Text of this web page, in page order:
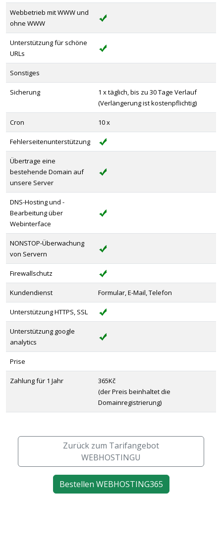
Webbetrieb mit WWW und
ohne WWW
Unterstützung für schöne
URLs
Sonstiges
Sicherung
1 x täglich, bis zu 30 Tage Verlauf
(Verlängerung ist kostenpflichtig)
Cron 10 x
Fehlerseitenunterstützung
Übertrage eine
bestehende Domain auf
unsere Server
DNS-Hosting und -
Bearbeitung über
Webinterface
NONSTOP-Überwachung
von Servern
Firewallschutz
Kundendienst Formular, E-Mail, Telefon
Unterstützung HTTPS, SSL
Unterstützung google
analytics
Prise
Zahlung für 1 Jahr
365Kč
(der Preis beinhaltet die
Domainregistrierung)
Zurück zum Tarifangebot
WEBHOSTINGU
Bestellen WEBHOSTING365